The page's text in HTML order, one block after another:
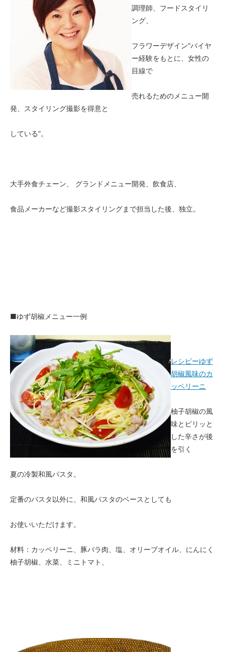
調理師、フードスタイリ
ング、
フラワーデザイン“バイヤ
ー経験をもとに、女性の
目線で
売れるためのメニュー開
発、スタイリング撮影を得意と
している”。
大手外食チェーン、 グランドメニュー開発、飲食店、
食品メーカーなど撮影スタイリングまで担当した後、独立。
■ゆず胡椒メニュー一例
レシピーゆず
胡椒風味のカ
ッペリーニ
柚子胡椒の風
味とピリッと
した辛さが後
を引く
夏の冷製和風パスタ。
定番のパスタ以外に、和風パスタのベースとしても
お使いいただけます。
材料：カッペリーニ、豚バラ肉、塩、オリーブオイル、にんにく
柚子胡椒、水菜、ミニトマト、